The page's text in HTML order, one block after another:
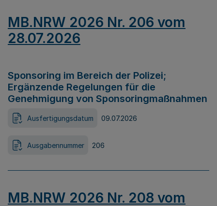
MB.NRW 2026 Nr. 206 vom
28.07.2026
Sponsoring im Bereich der Polizei;
Ergänzende Regelungen für die
Genehmigung von Sponsoringmaßnahmen
Ausfertigungsdatum 09.07.2026
Ausgabennummer 206
MB.NRW 2026 Nr. 208 vom